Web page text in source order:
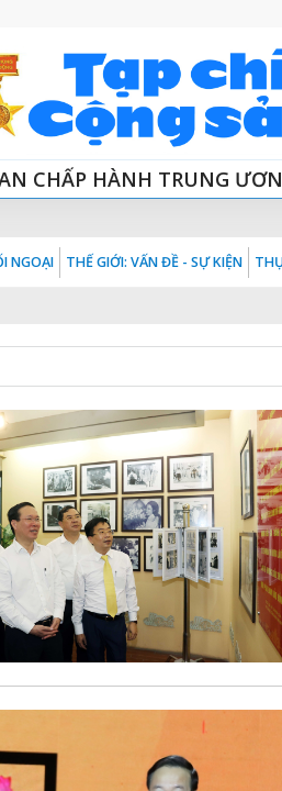
CHẤP HÀNH TRUNG
NGOẠI THẾ GIỚI: VẤN ĐỀ - SỰ KIỆN